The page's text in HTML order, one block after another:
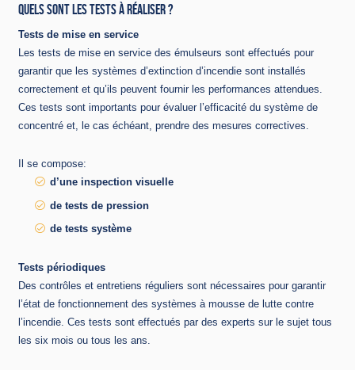
QUELS SONT LES TESTS À RÉALISER ?
Tests de mise en service
Les tests de mise en service des émulseurs sont effectués pour
garantir que les systèmes d’extinction d’incendie sont installés
correctement et qu’ils peuvent fournir les performances attendues.
Ces tests sont importants pour évaluer l’efficacité du système de
concentré et, le cas échéant, prendre des mesures correctives.
Il se compose:
d’une inspection visuelle
de tests de pression
de tests système
Tests périodiques
Des contrôles et entretiens réguliers sont nécessaires pour garantir
l’état de fonctionnement des systèmes à mousse de lutte contre
l’incendie. Ces tests sont effectués par des experts sur le sujet tous
les six mois ou tous les ans.